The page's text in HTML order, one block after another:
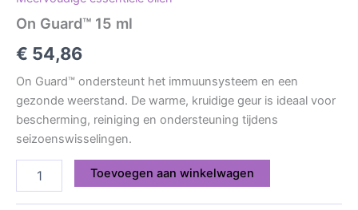
On Guard™ 15 ml
€ 54,86
On Guard™ ondersteunt het immuunsysteem en een
gezonde weerstand. De warme, kruidige geur is ideaal voor
bescherming, reiniging en ondersteuning tijdens
seizoenswisselingen.
Toevoegen aan winkelwagen